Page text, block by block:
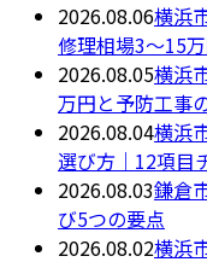
2026.08.06横浜
修理相場3〜15
2026.08.05横浜
万円と予防工事
2026.08.04横浜
選び方｜12項目
2026.08.03鎌倉
び5つの要点
2026.08.02横浜